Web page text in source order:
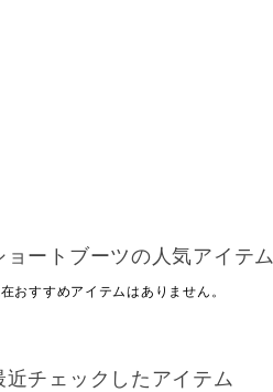
ョートブーツの人気アイテム
おすすめアイテムはありません。
近チェックしたアイテム